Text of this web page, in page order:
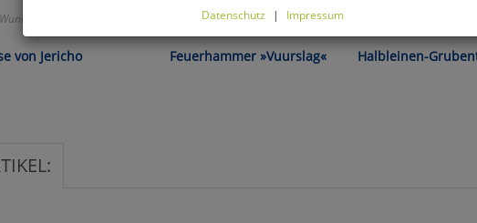
der Natur!
von Jericho
Feuer machen wie im Mittelalter!
Feuerhammer »Vuurslag« Halbleinen-
Datenschutz | Impressum
Cookies ablehnen, wird Ihr Besuch nur mit zwingend notwendigen
fortgeführt. Bitte beachten Sie, dass auf Basis Ihrer Einstellungen